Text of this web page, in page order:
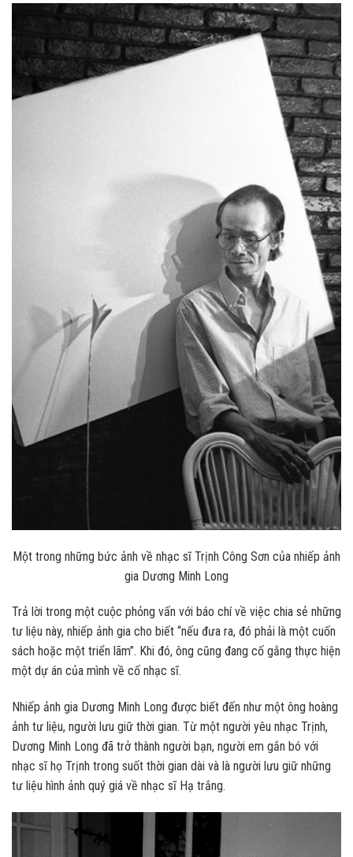
Một trong những bức ảnh về nhạc sĩ Trịnh Công Sơn của nhiếp ảnh
gia Dương Minh Long
Trả lời trong một cuộc phỏng vấn với báo chí về việc chia sẻ những
tư liệu này, nhiếp ảnh gia cho biết “nếu đưa ra, đó phải là một cuốn
sách hoặc một triển lãm”. Khi đó, ông cũng đang cố gắng thực hiện
một dự án của mình về cố nhạc sĩ.
Nhiếp ảnh gia Dương Minh Long được biết đến như một ông hoàng
ảnh tư liệu, người lưu giữ thời gian. Từ một người yêu nhạc Trịnh,
Dương Minh Long đã trở thành người bạn, người em gắn bó với
nhạc sĩ họ Trịnh trong suốt thời gian dài và là người lưu giữ những
tư liệu hình ảnh quý giá về nhạc sĩ Hạ trắng.